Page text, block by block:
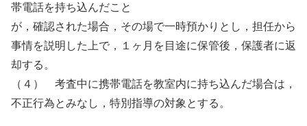
帯電話を持ち込んだこと
が，確認された場合，その場で一時預かりとし，担任から
事情を説明した上で，１ヶ月を目途に保管後，保護者に返
却する。
（４） 考査中に携帯電話を教室内に持ち込んだ場合は，
不正行為とみなし，特別指導の対象とする。